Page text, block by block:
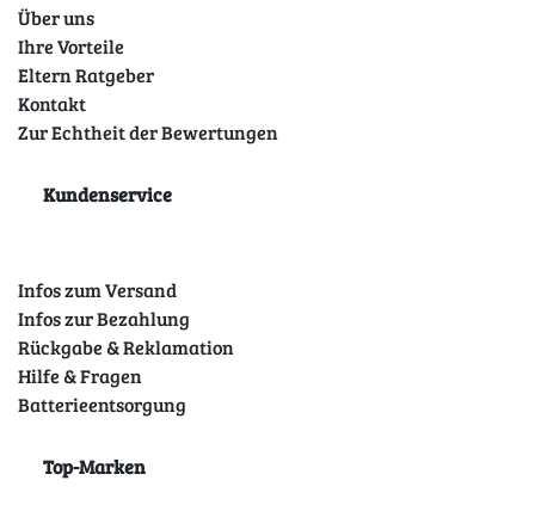
Über uns
Ihre Vorteile
Eltern Ratgeber
Kontakt
Zur Echtheit der Bewertungen
Kundenservice
Infos zum Versand
Infos zur Bezahlung
Rückgabe & Reklamation
Hilfe & Fragen
Batterieentsorgung
Top-Marken